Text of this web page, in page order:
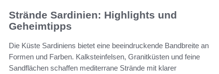
Strände Sardinien: Highlights und
Geheimtipps
Die Küste Sardiniens bietet eine beeindruckende Bandbreite an
Formen und Farben. Kalksteinfelsen, Granitküsten und feine
Sandflächen schaffen mediterrane Strände mit klarer